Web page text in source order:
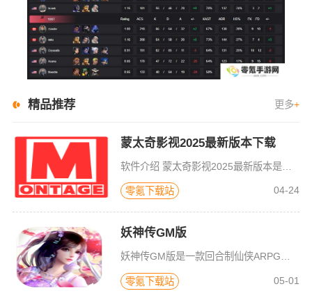
精品推荐 更多+
蒙太奇影视2025最新版本下载
软件介绍 蒙太奇影视2025最新版本是一款全面升级的追剧看片软件。它整合了好多不同平台的影视资源，让我们不
零氪下载站 04-24
妖神传GM版
妖神传GM版是一款回合制仙侠ARPG游戏，游戏画风可爱Q萌，建模也非常精致。虽是一款回合制游戏，但是在游戏局外，玩家可以自由的在辽阔的地图内玩耍探索，3D全景视角，不放过每一个风景。更有可爱的骑宠供玩
零氪下载站 05-01